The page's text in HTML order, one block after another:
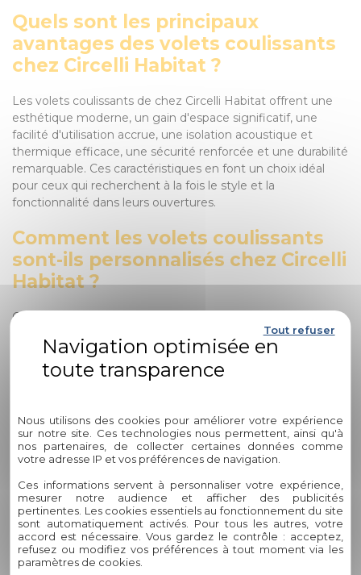
Quels sont les principaux
avantages des volets coulissants
chez Circelli Habitat ?
Les volets coulissants de chez Circelli Habitat offrent une
esthétique moderne, un gain d'espace significatif, une
facilité d'utilisation accrue, une isolation acoustique et
thermique efficace, une sécurité renforcée et une durabilité
remarquable. Ces caractéristiques en font un choix idéal
pour ceux qui recherchent à la fois le style et la
fonctionnalité dans leurs ouvertures.
Comment les volets coulissants
sont-ils personnalisés chez Circelli
Habitat ?
Chez Circelli Habitat, chaque détail compte. Les volets
coulissants sont personnalisables en termes de matériaux
utilisés, de coloris disponibles et de dimensions sur mesure
pour s'adapter parfaitement à votre espace et à vos
préférences esthétiques. Notre équipe d'experts vous
vos volets correspondent exactement à ce que vous
recherchez.
Pourquoi faire confiance à Circelli
Habitat pour l'installation de mes
volets coulissants ?
Circelli Habitat bénéficie de plus de 60 ans d'expertise dans
le domaine de l'aménagement intérieur et extérieur. Notre
Nous utilisons des cookies pour améliorer votre expérience
sur notre site. Ces technologies nous permettent, ainsi qu'à
nos partenaires, de collecter certaines données comme
votre adresse IP et vos préférences de navigation.
Ces informations servent à personnaliser votre expérience,
mesurer notre audience et afficher des publicités
pertinentes. Les cookies essentiels au fonctionnement du site
sont automatiquement activés. Pour tous les autres, votre
accord est nécessaire. Vous gardez le contrôle : acceptez,
refusez ou modifiez vos préférences à tout moment via les
paramètres de cookies.
Tout refuser